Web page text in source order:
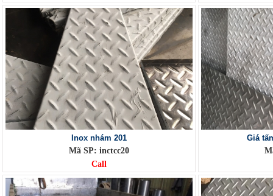
Inox nhám 201
Mã SP: inctcc20
Call
Giá